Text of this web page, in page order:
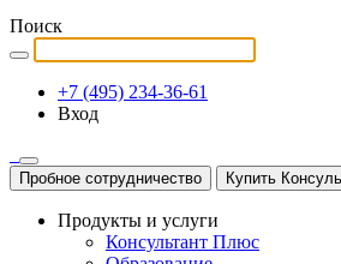
Поиск
+7 (495) 234-36-61
Вход
Пробное сотрудничество Купить
Продукты и услуги
Консультант Плюс